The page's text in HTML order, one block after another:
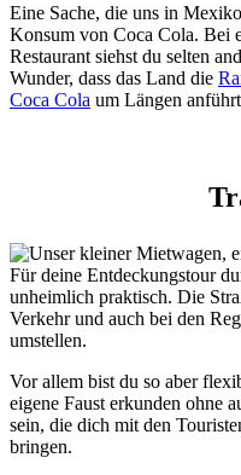
Eine Sache, die uns in
Konsum von Coca Cola. Bei
Restaurant siehst du selten
Wunder, dass das Land die
Coca Cola um Längen
Für deine Entdeckungstour
unheimlich praktisch. Die
Verkehr und auch bei den
umstellen.
Vor allem bist du so aber
eigene Faust erkunden ohne
sein, die dich mit den
bringen.